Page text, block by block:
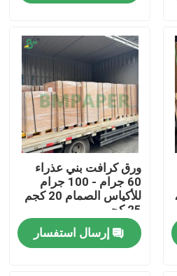
ورق كرافت بني عذراء
60 جرام - 100 جرام
للأكياس الصمام 20 كجم
25 كجم
إرسال استفسار